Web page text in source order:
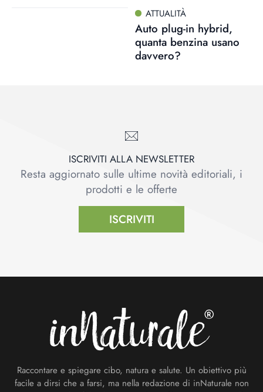
ATTUALITÀ
Auto plug-in hybrid,
quanta benzina usano
davvero?
ISCRIVITI ALLA NEWSLETTER
Resta aggiornato sulle ultime novità editoriali, i
prodotti e le offerte
ISCRIVITI
Raccontare e spiegare cibo, natura e salute. Un obiettivo più
facile a dirsi che a farsi, ma nella redazione di inNaturale non